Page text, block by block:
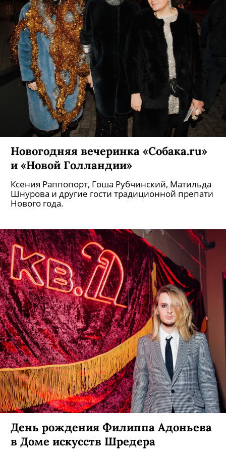
Новогодняя вечеринка «Собака.ru»
и «Новой Голландии»
Ксения Раппопорт, Гоша Рубчинский, Матильда
Шнурова и другие гости традиционной препати
Нового года.
День рождения Филиппа Адоньева
в Доме искусств Шредера